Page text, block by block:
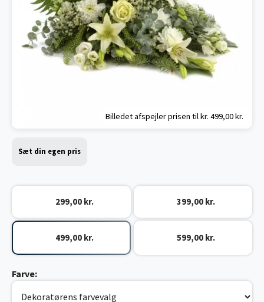
Billedet afspejler prisen til kr. 499,00 kr.
Sæt din egen pris
299,00 kr. 399,00 kr.
499,00 kr. 599,00 kr.
Farve: